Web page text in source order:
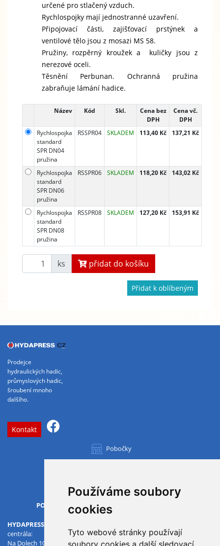
Používáme soubory
cookies
Tyto webové stránky používají
soubory cookies a další sledovací
určené pro stlačený vzduch.
Rychlospojky mají jednostranné uzavření.
Připojovací části, zajišťovací prstýnek a
ventilové tělo jsou z mosazi MS 58.
Pružiny, rozpěrný kroužek a kuličky jsou z
nerezové oceli.
Těsnění Perbunan. Ochranná pružina
zabraňuje lámání hadice.
Název Kód Skl.
Cena bez
DPH
Cena vč.
DPH
Rychlospojka
standard
SPR DN04
pružina
RSSPR04 SKLADEM 113,40 Kč 137,21 Kč
Rychlospojka
standard
SPR DN06
pružina
RSSPR06 SKLADEM 118,20 Kč 143,02 Kč
Rychlospojka
standard
SPR DN08
pružina
RSSPR08 SKLADEM 127,20 Kč 153,91 Kč
ks přidat do košíku
Přidat k oblíbeným
Prodejce
hydraulických hadic,
průmyslových hadic,
šroubení mnoho
dalšího.
Kontakt
Pobočky
OTVÍRACÍ DOBA
PO-PÁ
HYDAPRESS CZ s.r.o.
centrála:
Na Dolech 109 586 01 Jihlava